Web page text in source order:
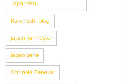
Japánban
Kakehashi blog
japán karmester
japán zene
Szolnoki Zenekar